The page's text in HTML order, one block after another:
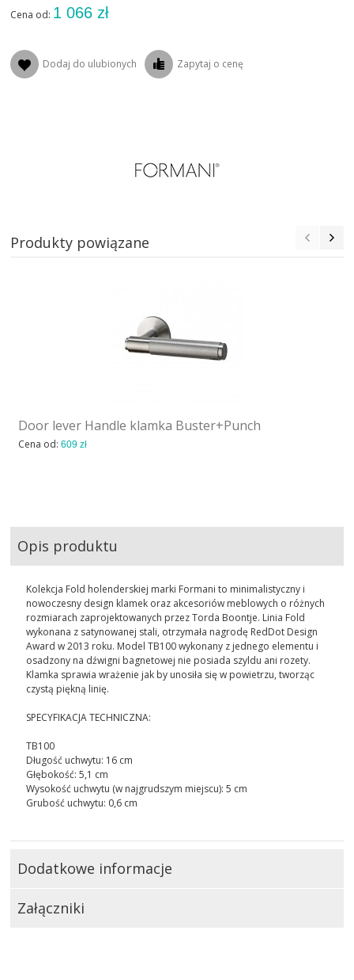
Cena od: 1 066 zł
Dodaj do ulubionych Zapytaj o cenę
Produkty powiązane
Door lever Handle klamka Buster+Punch
Cena od:609 zł
Opis produktu
Kolekcja Fold holenderskiej marki Formani to minimalistyczny i
nowoczesny design klamek oraz akcesoriów meblowych o różnych
rozmiarach zaprojektowanych przez Torda Boontje. Linia Fold
wykonana z satynowanej stali, otrzymała nagrodę RedDot Design
Award w 2013 roku. Model TB100 wykonany z jednego elementu i
osadzony na dźwigni bagnetowej nie posiada szyldu ani rozety.
Klamka sprawia wrażenie jak by unosiła się w powietrzu, tworząc
czystą piękną linię.
SPECYFIKACJA TECHNICZNA:
TB100
Długość uchwytu: 16 cm
Głębokość: 5,1 cm
Wysokość uchwytu (w najgrudszym miejscu): 5 cm
Grubość uchwytu: 0,6 cm
Dodatkowe informacje
Załączniki